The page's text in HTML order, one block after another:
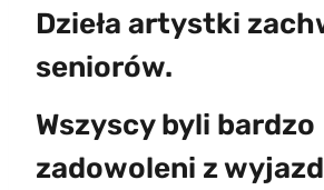
Dzieła artystki
seniorów.
Wszyscy byli bardzo
zadowoleni z